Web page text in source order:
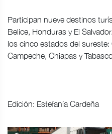
Participan nueve destinos
Belice, Honduras y El
los cinco estados del
Campeche, Chiapas y
Edición: Estefanía Cardeña